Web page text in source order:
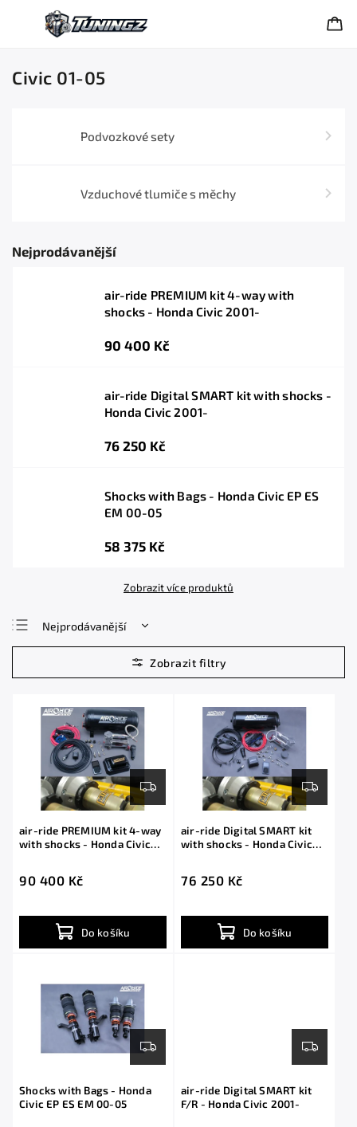
Civic 01-05
Podvozkové sety
Vzduchové tlumiče s měchy
Nejprodávanější
air-ride PREMIUM kit 4-way with
shocks - Honda Civic 2001-
90 400 Kč
air-ride Digital SMART kit with shocks -
Honda Civic 2001-
76 250 Kč
Shocks with Bags - Honda Civic EP ES
EM 00-05
58 375 Kč
Zobrazit více produktů
Nejprodávanější
Nejlevnější
Nejdražší
air-ride PREMIUM kit 4-way
with shocks - Honda Civic
90 400 Kč
Do košíku
air-ride Digital SMART kit
with shocks - Honda Civic
76 250 Kč
Do košíku
Shocks with Bags - Honda
Civic EP ES EM 00-05
air-ride Digital SMART kit
F/R - Honda Civic 2001-